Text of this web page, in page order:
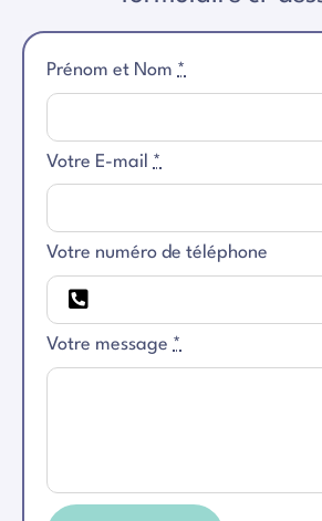
Prénom et Nom *
Votre E-mail *
Votre numéro de téléphone
Votre message *